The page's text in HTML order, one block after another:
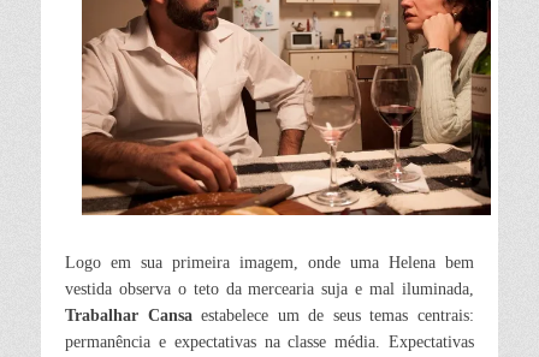
Logo em sua primeira imagem, onde uma Helena bem
vestida observa o teto da mercearia suja e mal iluminada,
Trabalhar Cansaestabelece um de seus temas centrais:
permanência e expectativas na classe média. Expectativas